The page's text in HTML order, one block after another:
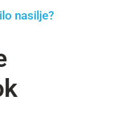
nasilje?